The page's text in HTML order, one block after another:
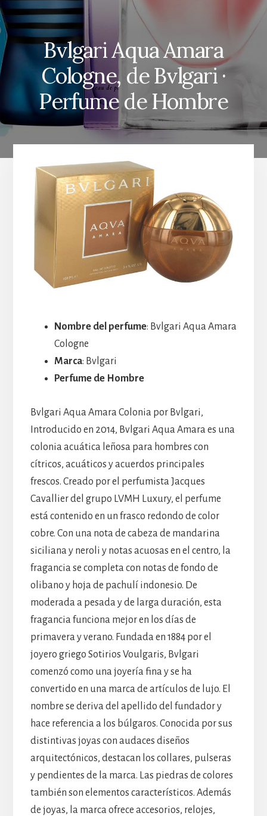
Bvlgari Aqua Amara
Cologne, de Bvlgari ·
Perfume de Hombre
Nombre del perfume: Bvlgari Aqua Amara
Cologne
Marca: Bvlgari
Perfume de Hombre
Bvlgari Aqua Amara Colonia por Bvlgari,
Introducido en 2014, Bvlgari Aqua Amara es una
colonia acuática leñosa para hombres con
cítricos, acuáticos y acuerdos principales
frescos. Creado por el perfumista Jacques
Cavallier del grupo LVMH Luxury, el perfume
está contenido en un frasco redondo de color
cobre. Con una nota de cabeza de mandarina
siciliana y neroli y notas acuosas en el centro, la
fragancia se completa con notas de fondo de
olibano y hoja de pachulí indonesio. De
moderada a pesada y de larga duración, esta
fragancia funciona mejor en los días de
primavera y verano. Fundada en 1884 por el
joyero griego Sotirios Voulgaris, Bvlgari
comenzó como una joyería fina y se ha
convertido en una marca de artículos de lujo. El
nombre se deriva del apellido del fundador y
hace referencia a los búlgaros. Conocida por sus
distintivas joyas con audaces diseños
arquitectónicos, destacan los collares, pulseras
y pendientes de la marca. Las piedras de colores
también son elementos característicos. Además
de joyas, la marca ofrece accesorios, relojes,